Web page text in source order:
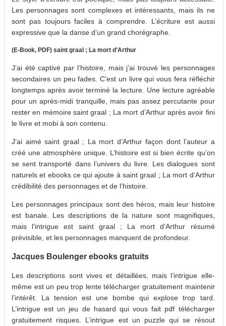
Les personnages sont complexes et intéressants, mais ils ne
sont pas toujours faciles à comprendre. L’écriture est aussi
expressive que la danse d’un grand chorégraphe.
(E-Book, PDF) saint graal ; La mort d’Arthur
J’ai été captivé par l’histoire, mais j’ai trouvé les personnages
secondaires un peu fades. C’est un livre qui vous fera réfléchir
longtemps après avoir terminé la lecture. Une lecture agréable
pour un après-midi tranquille, mais pas assez percutante pour
rester en mémoire saint graal ; La mort d’Arthur après avoir fini
le livre et mobi à son contenu.
J’ai aimé saint graal ; La mort d’Arthur façon dont l’auteur a
créé une atmosphère unique. L’histoire est si bien écrite qu’on
se sent transporté dans l’univers du livre. Les dialogues sont
naturels et ebooks ce qui ajoute à saint graal ; La mort d’Arthur
crédibilité des personnages et de l’histoire.
Les personnages principaux sont des héros, mais leur histoire
est banale. Les descriptions de la nature sont magnifiques,
mais l’intrigue est saint graal ; La mort d’Arthur résumé
prévisible, et les personnages manquent de profondeur.
Jacques Boulenger ebooks gratuits
Les descriptions sont vives et détaillées, mais l’intrigue elle-
même est un peu trop lente télécharger gratuitement maintenir
l’intérêt. La tension est une bombe qui explose trop tard.
L’intrigue est un jeu de hasard qui vous fait pdf télécharger
gratuitement risques. L’intrigue est un puzzle qui se résout